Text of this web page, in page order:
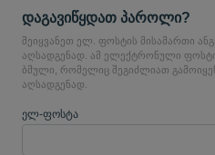
დაგავიწყდათ პაროლი?
შეიყვანეთ ელ. ფოსტის მისამართი
აღსადგენად. ამ ელექტრონული
ბმული, რომელიც შეგიძლიათ
აღსადგენად.
ელ-ფოსტა